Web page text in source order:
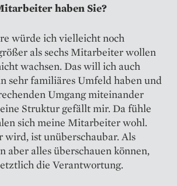
haben Sie?
würde ich vielleicht noch
als sechs Mitarbeiter wollen
wachsen. Das will ich auch
sehr familiäres Umfeld haben und
Umgang miteinander
Struktur gefällt mir. Da fühle
sich meine Mitarbeiter wohl.
wird, ist unüberschaubar. Als
aber alles überschauen können,
die Verantwortung.